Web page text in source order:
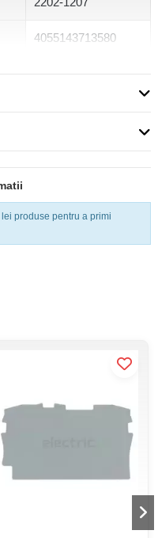
produse pentru a primi
4055143713580
Clemă șir Wago
clemă șir de trecere
2,5 mm²